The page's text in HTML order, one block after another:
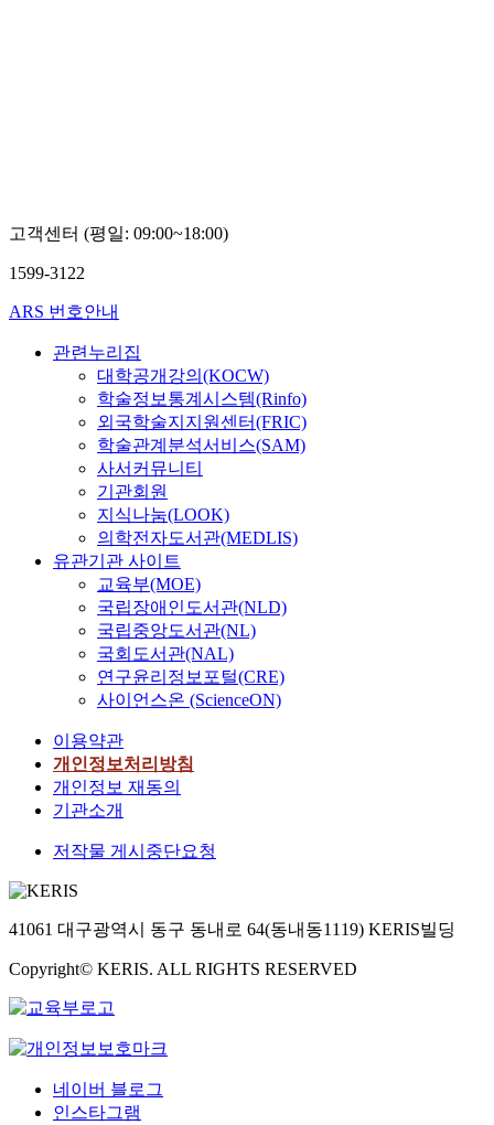
고객센터 (평일: 09:00~18:00)
1599-3122
ARS 번호안내
관련누리집
대학공개강의(KOCW)
학술정보통계시스템(Rinfo)
외국학술지지원센터(FRIC)
학술관계분석서비스(SAM)
사서커뮤니티
기관회원
지식나눔(LOOK)
의학전자도서관(MEDLIS)
유관기관 사이트
교육부(MOE)
국립장애인도서관(NLD)
국립중앙도서관(NL)
국회도서관(NAL)
연구윤리정보포털(CRE)
사이언스온 (ScienceON)
이용약관
개인정보처리방침
개인정보 재동의
기관소개
저작물 게시중단요청
41061 대구광역시 동구 동내로 64(동내동1119) KERIS빌딩
Copyright© KERIS. ALL RIGHTS RESERVED
네이버 블로그
인스타그램